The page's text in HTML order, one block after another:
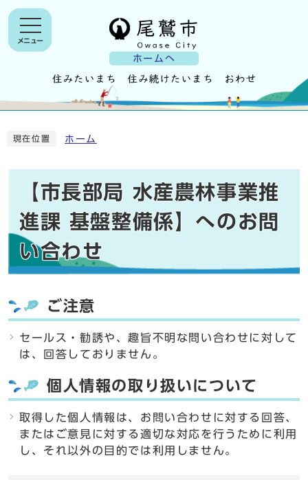
ホームへ
メニュー
現在位置 ホーム
【市長部局 水産農林事業推
進課 基盤整備係】へのお問
い合わせ
ご注意
セールス・勧誘や、趣旨不明な問い合わせに対して
は、回答しておりません。
個人情報の取り扱いについて
取得した個人情報は、お問い合わせに対する回答、
またはご意見に対する適切な対応を行うために利用
し、それ以外の目的では利用しません。